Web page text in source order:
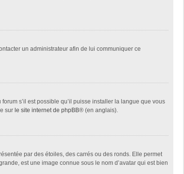
un administrateur afin de lui communiquer ce
s’il est possible qu’il puisse installer la langue que vous
sur le site internet de phpBB® (en anglais).
par des étoiles, des carrés ou des ronds. Elle permet
est une image connue sous le nom d’avatar qui est bien